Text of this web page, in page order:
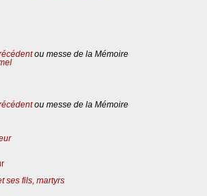
ou messe de la Mémoire
ou messe de la Mémoire
ses fils, martyrs